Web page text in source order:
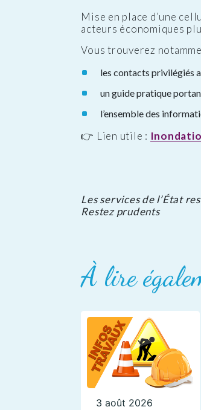
Mise en place d’une
acteurs économiques
Vous trouverez
les contacts privilégiés
un guide pratique
l’ensemble des
👉 Lien utile :
Les services de l’État
Restez prudents
À lire
3 août 2026